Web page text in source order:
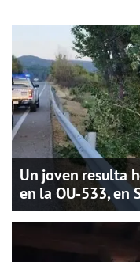
Un joven resulta
en la OU-533, en